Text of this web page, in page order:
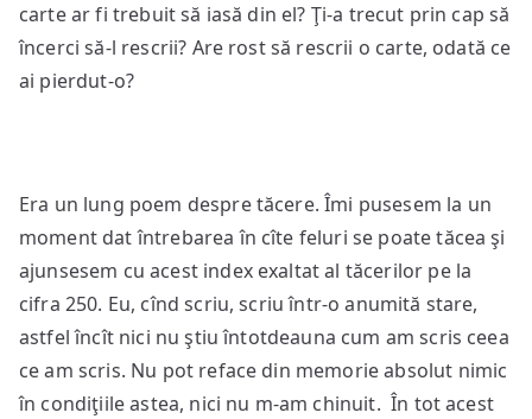
carte ar fi trebuit să iasă din el? Ţi-a trecut prin cap să
încerci să-l rescrii? Are rost să rescrii o carte, odată ce
ai pierdut-o?
Era un lung poem despre tăcere. Îmi pusesem la un
moment dat întrebarea în cîte feluri se poate tăcea şi
ajunsesem cu acest index exaltat al tăcerilor pe la
cifra 250. Eu, cînd scriu, scriu într-o anumită stare,
astfel încît nici nu ştiu întotdeauna cum am scris ceea
ce am scris. Nu pot reface din memorie absolut nimic
în condiţiile astea, nici nu m-am chinuit. În tot acest